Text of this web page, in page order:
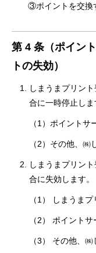
③ポイントを交換
第 4 条（ポイン
トの失効）
しまうまプリン
合に一時停止しま
（1）ポイント
（2）その他、
しまうまプリン
合に失効します。
（1） しまうま
（2） ポイント
（3） その他、